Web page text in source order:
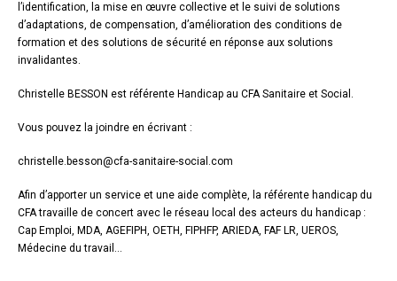
l’identification, la mise en œuvre collective et le suivi de solutions
d’adaptations, de compensation, d’amélioration des conditions de
formation et des solutions de sécurité en réponse aux solutions
invalidantes.
Christelle BESSON est référente Handicap au CFA Sanitaire et Social.
Vous pouvez la joindre en écrivant :
christelle.besson@cfa-sanitaire-social.com
Afin d’apporter un service et une aide complète, la référente handicap du
CFA travaille de concert avec le réseau local des acteurs du handicap :
Cap Emploi, MDA, AGEFIPH, OETH, FIPHFP, ARIEDA, FAF LR, UEROS,
Médecine du travail…